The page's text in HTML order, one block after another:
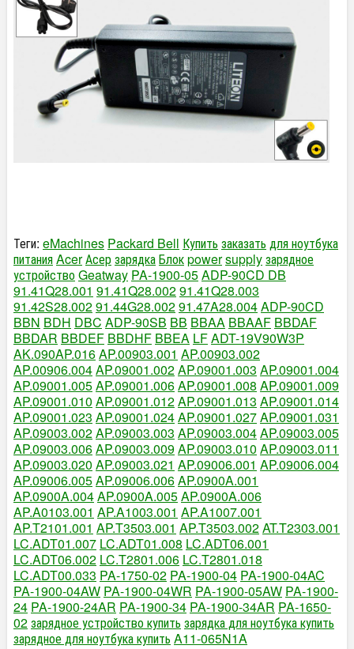
Теги: eMachines Packard Bell Купить заказать для ноутбука
питанияAcerАсерзарядкаБлокpowersupplyзарядное
устройствоGeatway PA-1900-05ADP-90CD DB
91.41Q28.001 91.41Q28.00291.41Q28.003
91.42S28.00291.44G28.00291.47A28.004ADP-90CD
BBN BDH DBC ADP-90SB BB BBAA BBAAF BBDAF
BBDAR BBDEF BBDHF BBEA LFADT-19V90W3P
AK.090AP.016AP.00903.001 AP.00903.002
AP.00906.004AP.09001.002AP.09001.003 AP.09001.004
AP.09001.005AP.09001.006AP.09001.008 AP.09001.009
AP.09001.010 AP.09001.012AP.09001.013 AP.09001.014
AP.09001.023 AP.09001.024AP.09001.027AP.09001.031
AP.09003.002AP.09003.003 AP.09003.004AP.09003.005
AP.09003.006AP.09003.009AP.09003.010 AP.09003.011
AP.09003.020 AP.09003.021 AP.09006.001 AP.09006.004
AP.09006.005AP.09006.006AP.0900A.001
AP.0900A.004AP.0900A.005AP.0900A.006
AP.A0103.001 AP.A1003.001 AP.A1007.001
AP.T2101.001 AP.T3503.001 AP.T3503.002AT.T2303.001
LC.ADT01.007 LC.ADT01.008 LC.ADT06.001
LC.ADT06.002 LC.T2801.006 LC.T2801.018
LC.ADT00.033 PA-1750-02 PA-1900-04 PA-1900-04AC
PA-1900-04AW PA-1900-04WR PA-1900-05AW PA-1900-
24 PA-1900-24AR PA-1900-34 PA-1900-34AR PA-1650-
02зарядное устройство купить зарядка для ноутбука купить
зарядное для ноутбука купить A11-065N1A